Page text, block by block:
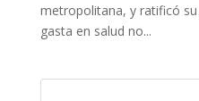
metropolitana, y ratificó su
gasta en salud no...